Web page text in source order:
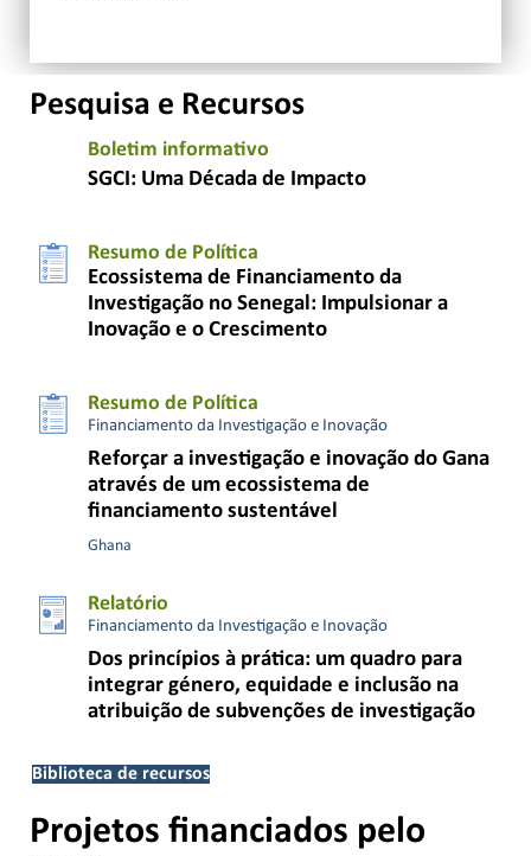
Pesquisa e Recursos
Boletim informativo
SGCI: Uma Década de Impacto
Resumo de Política
Ecossistema de Financiamento da
Investigação no Senegal: Impulsionar a
Inovação e o Crescimento
Resumo de Política
Financiamento da Investigação e Inovação
Reforçar a investigação e inovação do Gana
através de um ecossistema de
financiamento sustentável
Ghana
Relatório
Financiamento da Investigação e Inovação
Dos princípios à prática: um quadro para
integrar género, equidade e inclusão na
atribuição de subvenções de investigação
Biblioteca de recursos
Projetos financiados pelo